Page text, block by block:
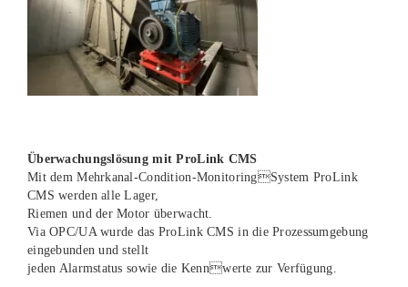
Überwachungslösung mit ProLink CMS
Mit dem Mehrkanal-Condition-MonitoringSystem ProLink
CMS werden alle Lager,
Riemen und der Motor überwacht.
Via OPC/UA wurde das ProLink CMS in die Prozessumgebung
eingebunden und stellt
jeden Alarmstatus sowie die Kennwerte zur Verfügung.